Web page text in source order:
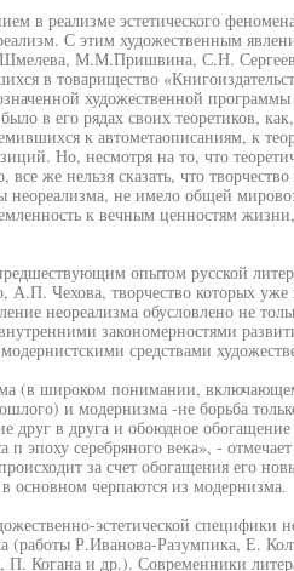
в реализме эстетического
С этим художественным
М.М.Пришвина, С.Н.
в товарищество
художественной
в его рядах своих теоретиков,
к автометаописаниям, к
Но, несмотря на то, что
же нельзя сказать, что
не имело общей
к вечным ценностям
опытом русской
Чехова, творчество которых уже
неореализма обусловлено не
закономерностями
средствами
(в широком понимании,
и модернизма -не борьба
друг в друга и обоюдное обогащение
эпоху серебряного века», -
за счет обогащения его
основном черпаются из модернизма.
эстетической специфики
(работы Р.Иванова-Разумпика, Е.
Когана и др.). Современники